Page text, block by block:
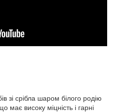
зі срібла шаром білого родію
високу міцність і гарні